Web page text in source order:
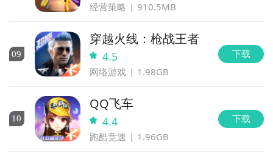
经营策略 910.5MB
09
穿越火线：枪战王者
4.5
网络游戏 1.98GB
下载
10
QQ飞车
4.4
跑酷竞速 1.96GB
下载